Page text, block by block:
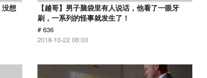
没想
【越哥】男子脑袋里有人说话，他看了一眼牙
刷，一系列的怪事就发生了！
# 636
2018-10-22 06:03